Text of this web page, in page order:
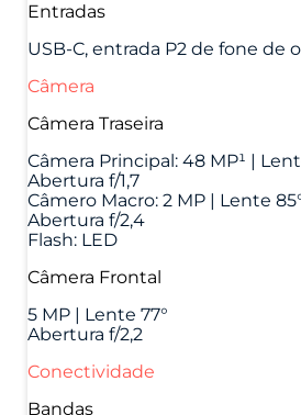
Entradas
USB-C, entrada P2 de fone de
Câmera
Câmera Traseira
Câmera Principal: 48 MP¹ |
Abertura f/1,7
Câmero Macro: 2 MP | Lente
Abertura f/2,4
Flash: LED
Câmera Frontal
5 MP | Lente 77°
Abertura f/2,2
Conectividade
Bandas